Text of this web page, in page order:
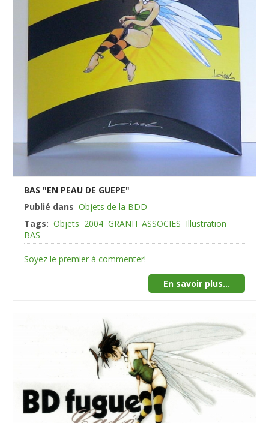
BAS "EN PEAU DE GUEPE"
Publié dans Objets de la BDD
Tags: Objets 2004 GRANIT ASSOCIES Illustration
BAS
Soyez le premier à commenter!
En savoir plus...